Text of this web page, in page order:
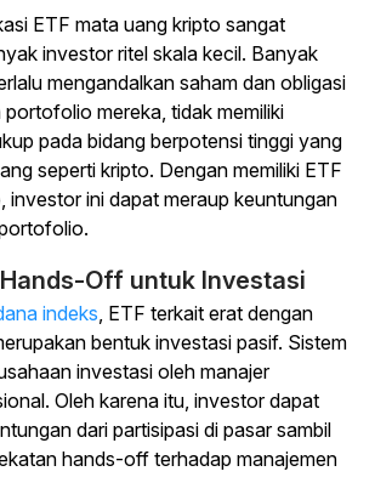
ETF mata uang kripto sangat
investor ritel skala kecil. Banyak
mengandalkan saham dan obligasi
mereka, tidak memiliki
pada bidang berpotensi tinggi yang
seperti kripto. Dengan memiliki ETF
investor ini dapat meraup keuntungan
Off untuk Investasi
indeks, ETF terkait erat dengan
bentuk investasi pasif. Sistem
investasi oleh manajer
Oleh karena itu, investor dapat
dari partisipasi di pasar sambil
hands-off terhadap manajemen